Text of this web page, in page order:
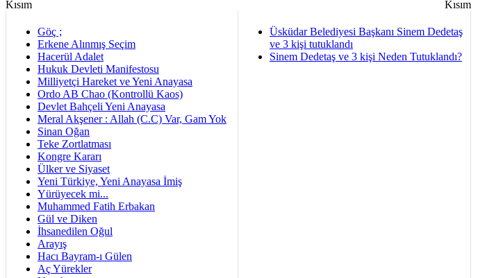
Göç ;
Erkene Alınmış Seçim
Hacerül Adalet
Hukuk Devleti Manifestosu
Milliyetçi Hareket ve Yeni Anayasa
Ordo AB Chao (Kontrollü Kaos)
Devlet Bahçeli Yeni Anayasa
Meral Akşener : Allah (C.C) Var, Gam Yok
Sinan Oğan
Teke Zortlatması
Kongre Kararı
Ülker ve Siyaset
Yeni Türkiye, Yeni Anayasa İmiş
Yürüyecek mi...
Muhammed Fatih Erbakan
Gül ve Diken
İhsanedilen Oğul
Arayış
Hacı Bayram-ı Gülen
Aç Yürekler
Üsküdar Belediyesi Başkanı Sinem Dedetaş
ve 3 kişi tutuklandı
Sinem Dedetaş ve 3 kişi Neden Tutuklandı?